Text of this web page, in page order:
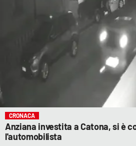
CRONACA
Anziana investita a Catona, si è
l'automobilista